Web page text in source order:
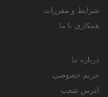
شرایط و مقررات
همکاری با ما
درباره ما
حریم خصوصی
آدرس شعب